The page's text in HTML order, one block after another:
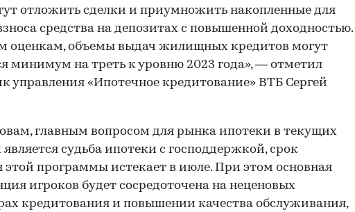
отложить сделки и приумножить накопленные для
средства на депозитах с повышенной доходностью.
оценкам, объемы выдач жилищных кредитов могут
минимум на треть к уровню 2023 года», — отметил
управления «Ипотечное кредитование» ВТБ Сергей
главным вопросом для рынка ипотеки в текущих
является судьба ипотеки с господдержкой, срок
этой программы истекает в июле. При этом основная
игроков будет сосредоточена на неценовых
кредитования и повышении качества обслуживания,